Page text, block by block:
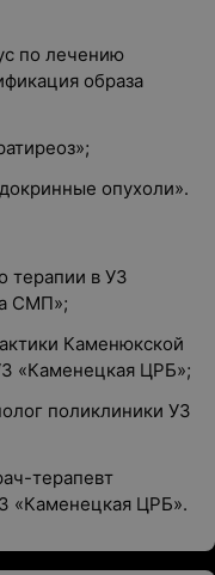
по лечению
образа
опухоли».
терапии в УЗ
СМП»;
Каменюкской
«Каменецкая ЦРБ»;
поликлиники УЗ
терапевт
«Каменецкая ЦРБ».